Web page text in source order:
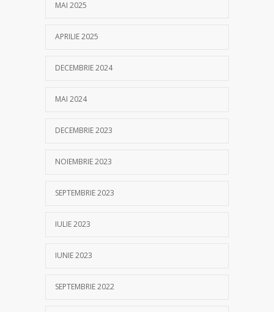
MAI 2025
APRILIE 2025
DECEMBRIE 2024
MAI 2024
DECEMBRIE 2023
NOIEMBRIE 2023
SEPTEMBRIE 2023
IULIE 2023
IUNIE 2023
SEPTEMBRIE 2022